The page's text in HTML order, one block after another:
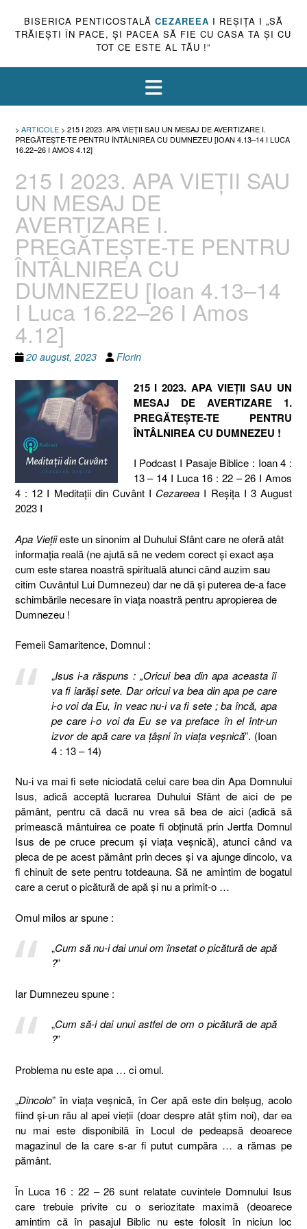
BISERICA PENTICOSTALĂ CEZAREEA I REŞIŢA I „SĂ
TRĂIEŞTI ÎN PACE, ŞI PACEA SĂ FIE CU CASA TA ŞI CU
TOT CE ESTE AL TĂU !”
> ARTICOLE > 215 I 2023. APA VIEȚII SAU UN MESAJ DE AVERTIZARE I.
PREGĂTEȘTE-TE PENTRU ÎNTÂLNIREA CU DUMNEZEU [IOAN 4.13–14 I LUCA
16.22–26 I AMOS 4.12]
215 I 2023. APA VIEȚII SAU
UN MESAJ DE
AVERTIZARE I.
PREGĂTEȘTE-TE PENTRU
ÎNTÂLNIREA CU
DUMNEZEU [Ioan 4.13–14
I Luca 16.22–26 I Amos
4.12]
20 august, 2023 Florin
215 I 2023. APA VIEȚII SAU UN
MESAJ DE AVERTIZARE 1.
PREGĂTEȘTE-TE PENTRU
ÎNTÂLNIREA CU DUMNEZEU !
I Podcast I Pasaje Biblice : Ioan 4 :
13 – 14 I Luca 16 : 22 – 26 I Amos
4 : 12 I Meditaţii din Cuvânt I Cezareea I Reşiţa I 3 August
2023 I
Apa Viețiieste un sinonim al Duhului Sfânt care ne oferă atât
informația reală (ne ajută să ne vedem corect și exact așa
cum este starea noastră spirituală atunci când auzim sau
citim Cuvântul Lui Dumnezeu) dar ne dă și puterea de-a face
schimbările necesare în viața noastră pentru apropierea de
Dumnezeu !
Femeii Samaritence, Domnul :
„Isus i-a răspuns : „Oricui bea din apa aceasta îi
va fi iarăşi sete. Dar oricui va bea din apa pe care
i-o voi da Eu, în veac nu-i va fi sete ; ba încă, apa
pe care i-o voi da Eu se va preface în el într-un
izvor de apă care va ţâşni în viaţa veşnică”. (Ioan
4 : 13 – 14)
Nu-i va mai fi sete niciodată celui care bea din Apa Domnului
Isus, adică acceptă lucrarea Duhului Sfânt de aici de pe
pământ, pentru că dacă nu vrea să bea de aici (adică să
primească mântuirea ce poate fi obținută prin Jertfa Domnul
Isus de pe cruce precum și viața veșnică), atunci când va
pleca de pe acest pământ prin deces și va ajunge dincolo, va
fi chinuit de sete pentru totdeauna. Să ne amintim de bogatul
care a cerut o picătură de apă şi nu a primit-o …
Omul milos ar spune :
„Cum să nu-i dai unui om însetat o picătură de apă
?”
Iar Dumnezeu spune :
„Cum să-i dai unui astfel de om o picătură de apă
?”
Problema nu este apa … ci omul.
„Dincolo” în viața veșnică, în Cer apă este din belşug, acolo
fiind şi-un râu al apei vieţii (doar despre atât ştim noi), dar ea
nu mai este disponibilă în Locul de pedeapsă deoarece
magazinul de la care s-ar fi putut cumpăra … a rămas pe
pământ.
În Luca 16 : 22 – 26 sunt relatate cuvintele Domnului Isus
care trebuie privite cu o seriozitate maximă (deoarece
amintim că în pasajul Biblic nu este folosit în niciun loc